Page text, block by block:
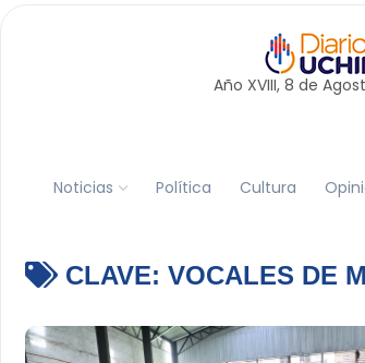
Año XVIII, 8 de
Noticias Política Cultura
CLAVE: VOCALES DE